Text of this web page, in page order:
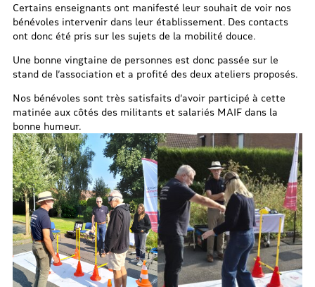
Certains enseignants ont manifesté leur souhait de voir nos
bénévoles intervenir dans leur établissement. Des contacts
ont donc été pris sur les sujets de la mobilité douce.
Une bonne vingtaine de personnes est donc passée sur le
stand de l’association et a profité des deux ateliers proposés.
Nos bénévoles sont très satisfaits d’avoir participé à cette
matinée aux côtés des militants et salariés MAIF dans la
bonne humeur.